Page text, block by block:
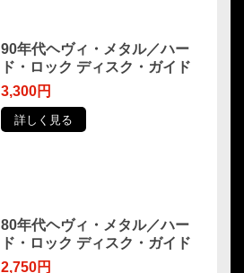
90年代ヘヴィ・メタル／ハー
ド・ロック ディスク・ガイド
3,300円
詳しく見る
80年代ヘヴィ・メタル／ハー
ド・ロック ディスク・ガイド
2,750円